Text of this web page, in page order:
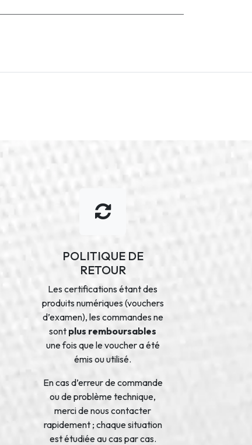
POLITIQUE DE
RETOUR
Les certifications étant des
produits numériques (vouchers
d’examen), les commandes ne
sont plus remboursables
une fois que le voucher a été
émis ou utilisé.
En cas d’erreur de commande
ou de problème technique,
merci de nous contacter
rapidement ; chaque situation
est étudiée au cas par cas.